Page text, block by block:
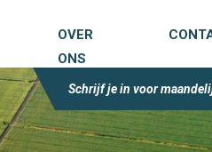
OVER
ONS
Schrijf je in voor